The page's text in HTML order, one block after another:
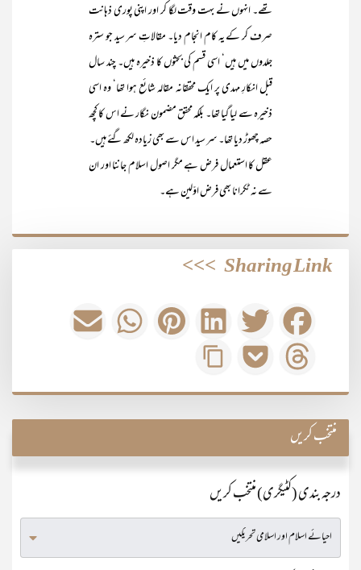
تھے۔ انہوں نے بہت وقت لگا کر اور اپنی پوری ذہانت
صرف کر کے یہ کام انجام دیا۔ مقالاتِ سر سید جو سترہ
جلدوں میں ہیں‘ اسی قسم کی بحثوں کا ذخیرہ ہیں۔ چند سال
قبل انکارِ مہدی پر ایک محققانہ مقالہ شائع ہوا تھا‘ وہ اسی
ذخیرہ سے لیا گیا تھا۔ بلکہ محقق مضمون نگار نے اس کا کچھ
حصہ چھوڑ دیا تھا۔ سر سید اس سے بھی زیادہ لکھ گئے ہیں۔
عقل کا استعمال فرض ہے مگر اصول اسلام جاننا اور ان
سے نہ ٹکرانا بھی فرض اوّلین ہے۔
Sharing Link
>>>
منتخب کریں
درجہ بندی (کٹیگری) منتخب کریں